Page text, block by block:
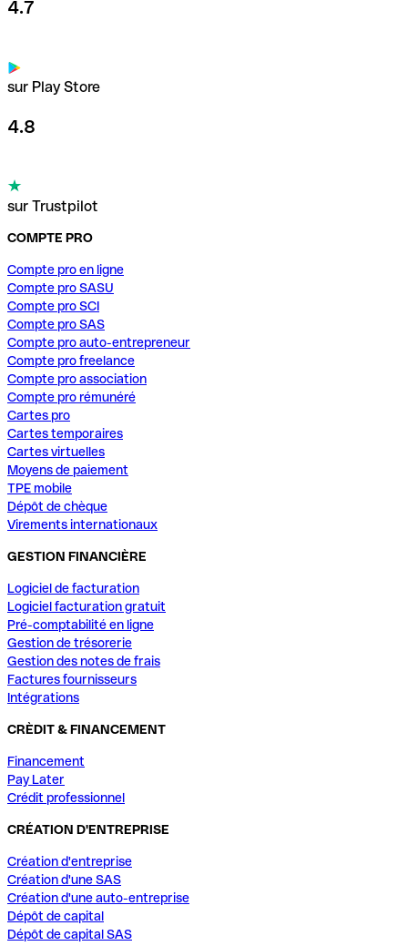
4.7
sur Play Store
4.8
sur Trustpilot
COMPTE PRO
Compte pro en ligne
Compte pro SASU
Compte pro SCI
Compte pro SAS
Compte pro auto-entrepreneur
Compte pro freelance
Compte pro association
Compte pro rémunéré
Cartes pro
Cartes temporaires
Cartes virtuelles
Moyens de paiement
TPE mobile
Dépôt de chèque
Virements internationaux
GESTION FINANCIÈRE
Logiciel de facturation
Logiciel facturation gratuit
Pré-comptabilité en ligne
Gestion de trésorerie
Gestion des notes de frais
Factures fournisseurs
Intégrations
CRÈDIT & FINANCEMENT
Financement
Pay Later
Crédit professionnel
CRÉATION D'ENTREPRISE
Création d'entreprise
Création d'une SAS
Création d'une auto-entreprise
Dépôt de capital
Dépôt de capital SAS